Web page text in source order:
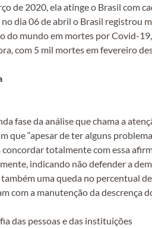
de 2020, ela atinge o Brasil com
dia 06 de abril o Brasil registrou
do mundo em mortes por Covid-
com 5 mil mortes em fevereiro
fase da análise que chama a
que “apesar de ter alguns
totalmente com essa
indicando não defender a
uma queda no percentual
com a manutenção da descrença
das pessoas e das instituições